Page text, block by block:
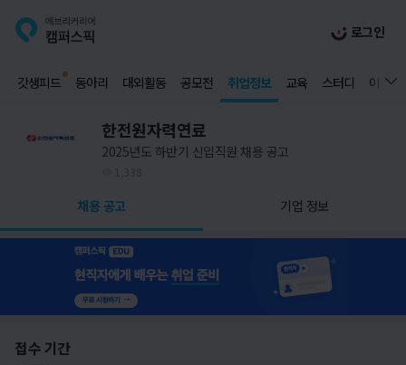
로그인
갓생피드 동아리 대외활동 공모전 취업정보 교육 스터디 이벤트
한전원자력연료
2025년도 하반기 신입직원 채용 공고
채용 공고 기업 정보
접수 기간